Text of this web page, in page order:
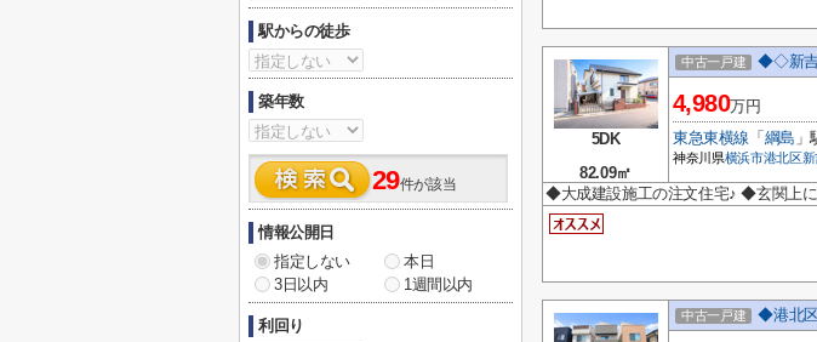
5DK
82.09㎡
中古一戸建 ◆◇新
4,980万円
東急東横線 「 綱島 」
神奈川県横浜市港北区
◆大成建設施工の注文住宅♪ ◆玄関上
中古一戸建 ◆港北
駅からの徒歩
築年数
29件が該当
情報公開日
指定しない
本日
3日以内
1週間以内
利回り